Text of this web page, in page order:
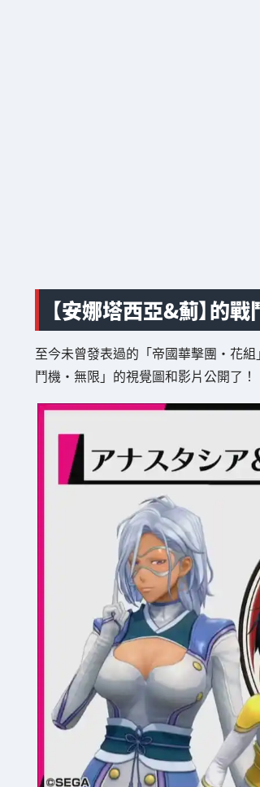
【安娜塔西亞&薊】的戰
至今未曾發表過的「帝國華擊團・花
鬥機・無限」的視覺圖和影片公開了！